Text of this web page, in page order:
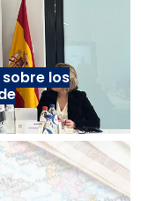
sobre los